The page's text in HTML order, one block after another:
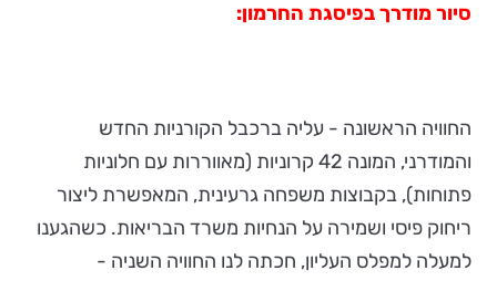
סיור מודרך בפיסגת החרמון:
החוויה הראשונה - עליה ברכבל הקורניות החדש
והמודרני, המונה 42 קרוניות (מאווררות עם חלוניות
פתוחות), בקבוצות משפחה גרעינית, המאפשרת ליצור
ריחוק פיסי ושמירה על הנחיות משרד הבריאות. כשהגענו
למעלה למפלס העליון, חכתה לנו החוויה השניה -